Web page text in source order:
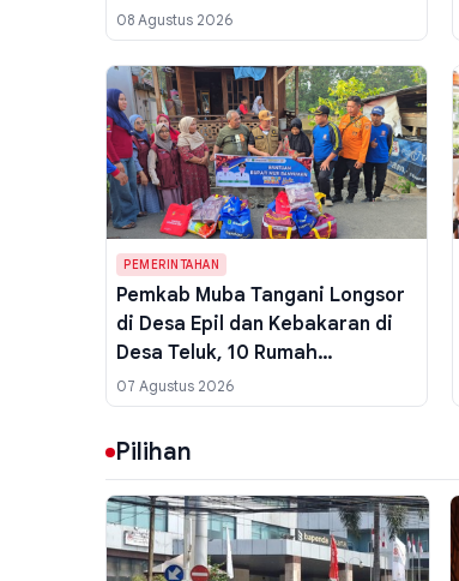
Terjaga Pasca Kebakaran
Bapenda
08 Agustus 2026
PEMERINTAHAN
Pemkab Muba Tangani Longsor
di Desa Epil dan Kebakaran di
Desa Teluk, 10 Rumah
Terdampak dan Relokasi
Disiapkan
07 Agustus 2026
Pilihan